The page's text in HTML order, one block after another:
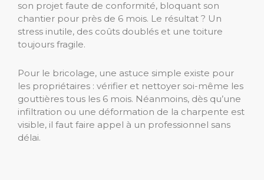
son projet faute de conformité, bloquant son
chantier pour près de 6 mois. Le résultat ? Un
stress inutile, des coûts doublés et une toiture
toujours fragile.
Pour le bricolage, une astuce simple existe pour
les propriétaires : vérifier et nettoyer soi-même les
gouttières tous les 6 mois. Néanmoins, dès qu’une
infiltration ou une déformation de la charpente est
visible, il faut faire appel à un professionnel sans
délai.